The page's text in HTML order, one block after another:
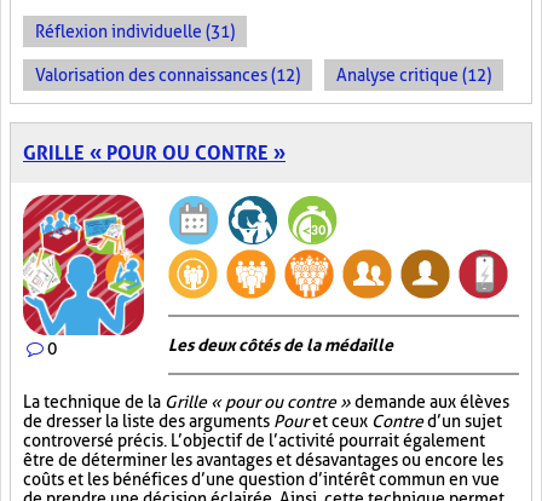
Réflexion individuelle (31)
Valorisation des connaissances (12) Analyse critique (12)
GRILLE « POUR OU CONTRE »
0 Les deux côtés de la médaille
La technique de la Grille « pour ou contre »demande aux élèves
de dresser la liste des arguments Pouret ceux Contred’un sujet
controversé précis. L’objectif de l’activité pourrait également
être de déterminer les avantages et désavantages ou encore les
coûts et les bénéfices d’une question d’intérêt commun en vue